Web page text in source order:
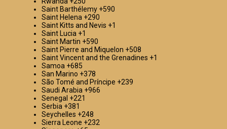
Saint Barthélemy +590
Saint Helena +290
Saint Kitts and Nevis +1
Saint Lucia +1
Saint Martin +590
Saint Pierre and Miquelon +508
Saint Vincent and the Grenadines +1
Samoa +685
San Marino +378
São Tomé and Príncipe +239
Saudi Arabia +966
Senegal +221
Serbia +381
Seychelles +248
Sierra Leone +232